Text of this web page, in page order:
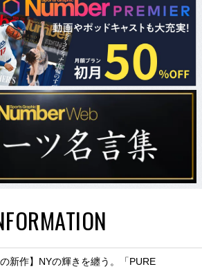
の新作】NYの輝きを纏う。「PURE